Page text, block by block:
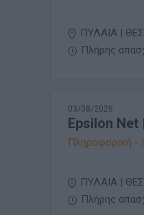
ΠΥΛΑΙΑ |
Πλήρης
03/08/2026
Epsilon Net
Πληροφορική -
ΠΥΛΑΙΑ |
Πλήρης